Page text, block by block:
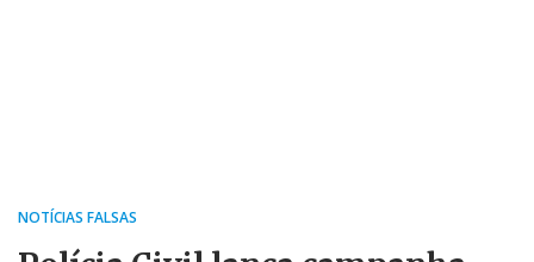
NOTÍCIAS FALSAS